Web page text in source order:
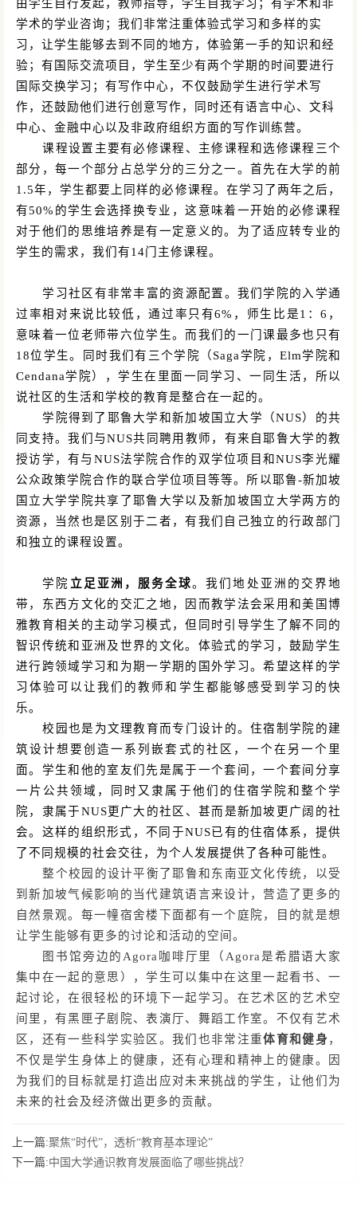
由学生自行发起，教师指导，学生自我学习；有学术和非
学术的学业咨询；我们非常注重体验式学习和多样的实
习，让学生能够去到不同的地方，体验第一手的知识和经
验；有国际交流项目，学生至少有两个学期的时间要进行
国际交换学习；有写作中心，不仅鼓励学生进行学术写
作，还鼓励他们进行创意写作，同时还有语言中心、文科
中心、金融中心以及非政府组织方面的写作训练营。
课程设置主要有必修课程、主修课程和选修课程三个
部分，每一个部分占总学分的三分之一。首先在大学的前
1.5年，学生都要上同样的必修课程。在学习了两年之后，
有50%的学生会选择换专业，这意味着一开始的必修课程
对于他们的思维培养是有一定意义的。为了适应转专业的
学生的需求，我们有14门主修课程。
学习社区有非常丰富的资源配置。我们学院的入学通
过率相对来说比较低，通过率只有6%，师生比是1：6，
意味着一位老师带六位学生。而我们的一门课最多也只有
18位学生。同时我们有三个学院（Saga学院，Elm学院和
Cendana学院），学生在里面一同学习、一同生活，所以
说社区的生活和学校的教育是整合在一起的。
学院得到了耶鲁大学和新加坡国立大学（NUS）的共
同支持。我们与NUS共同聘用教师，有来自耶鲁大学的教
授访学，有与NUS法学院合作的双学位项目和NUS李光耀
公众政策学院合作的联合学位项目等等。所以耶鲁-新加坡
国立大学学院共享了耶鲁大学以及新加坡国立大学两方的
资源，当然也是区别于二者，有我们自己独立的行政部门
和独立的课程设置。
学院立足亚洲，服务全球。我们地处亚洲的交界地
带，东西方文化的交汇之地，因而教学法会采用和美国博
雅教育相关的主动学习模式，但同时引导学生了解不同的
智识传统和亚洲及世界的文化。体验式的学习，鼓励学生
进行跨领域学习和为期一学期的国外学习。希望这样的学
习体验可以让我们的教师和学生都能够感受到学习的快
乐。
校园也是为文理教育而专门设计的。住宿制学院的建
筑设计想要创造一系列嵌套式的社区，一个在另一个里
面。学生和他的室友们先是属于一个套间，一个套间分享
一片公共领域，同时又隶属于他们的住宿学院和整个学
院，隶属于NUS更广大的社区、甚而是新加坡更广阔的社
会。这样的组织形式，不同于NUS已有的住宿体系，提供
了不同规模的社会交往，为个人发展提供了各种可能性。
整个校园的设计平衡了耶鲁和东南亚文化传统，以受
到新加坡气候影响的当代建筑语言来设计，营造了更多的
自然景观。每一幢宿舍楼下面都有一个庭院，目的就是想
让学生能够有更多的讨论和活动的空间。
图书馆旁边的Agora咖啡厅里（Agora是希腊语大家
集中在一起的意思），学生可以集中在这里一起看书、一
起讨论，在很轻松的环境下一起学习。在艺术区的艺术空
间里，有黑匣子剧院、表演厅、舞蹈工作室。不仅有艺术
区，还有一些科学实验区。我们也非常注重体育和健身，
不仅是学生身体上的健康，还有心理和精神上的健康。因
为我们的目标就是打造出应对未来挑战的学生，让他们为
未来的社会及经济做出更多的贡献。
上一篇:聚焦“时代”，透析“教育基本理论”
下一篇:中国大学通识教育发展面临了哪些挑战？